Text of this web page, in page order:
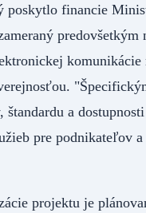
poskytlo financie
predovšetkým
komunikácie
a dostupnosti
pre podnikateľov
projektu je